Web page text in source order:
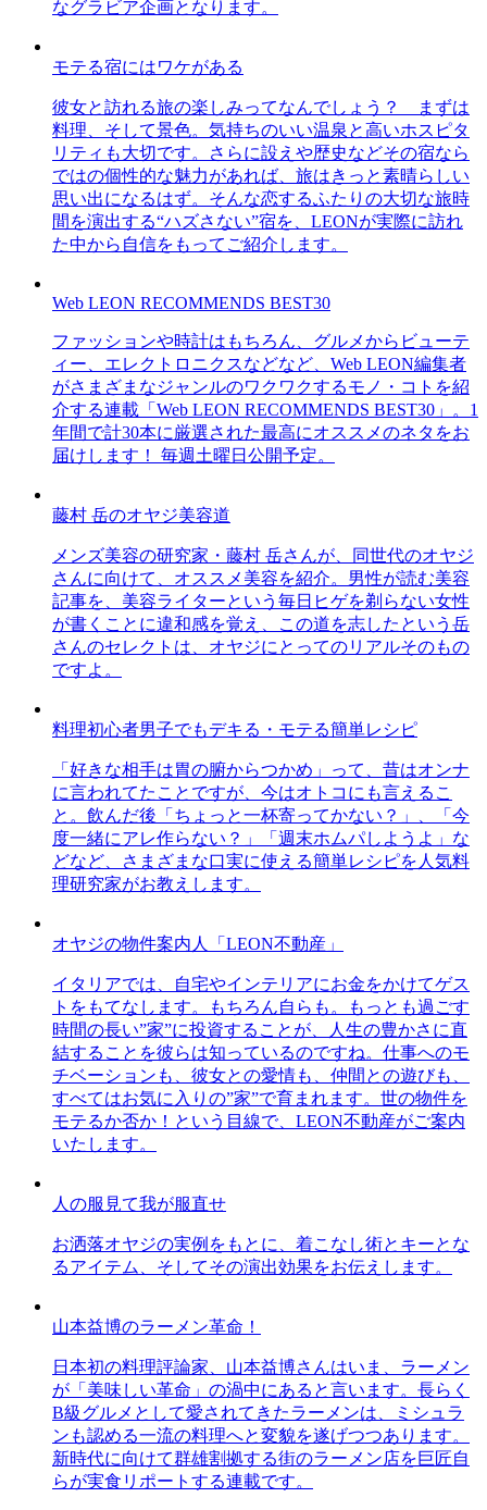
なグラビア企画となります。
モテる宿にはワケがある
彼女と訪れる旅の楽しみってなんでしょう？ まずは
料理、そして景色。気持ちのいい温泉と高いホスピタ
リティも大切です。さらに設えや歴史などその宿なら
ではの個性的な魅力があれば、旅はきっと素晴らしい
思い出になるはず。そんな恋するふたりの大切な旅時
間を演出する“ハズさない”宿を、LEONが実際に訪れ
た中から自信をもってご紹介します。
Web LEON RECOMMENDS BEST30
ファッションや時計はもちろん、グルメからビューテ
ィー、エレクトロニクスなどなど、Web LEON編集者
がさまざまなジャンルのワクワクするモノ・コトを紹
介する連載「Web LEON RECOMMENDS BEST30」。1
年間で計30本に厳選された最高にオススメのネタをお
届けします！ 毎週土曜日公開予定。
藤村 岳のオヤジ美容道
メンズ美容の研究家・藤村 岳さんが、同世代のオヤジ
さんに向けて、オススメ美容を紹介。男性が読む美容
記事を、美容ライターという毎日ヒゲを剃らない女性
が書くことに違和感を覚え、この道を志したという岳
さんのセレクトは、オヤジにとってのリアルそのもの
ですよ。
料理初心者男子でもデキる・モテる簡単レシピ
「好きな相手は胃の腑からつかめ」って、昔はオンナ
に言われてたことですが、今はオトコにも言えるこ
と。飲んだ後「ちょっと一杯寄ってかない？」、「今
度一緒にアレ作らない？」「週末ホムパしようよ」な
どなど、さまざまな口実に使える簡単レシピを人気料
理研究家がお教えします。
オヤジの物件案内人「LEON不動産」
イタリアでは、自宅やインテリアにお金をかけてゲス
トをもてなします。もちろん自らも。もっとも過ごす
時間の長い”家”に投資することが、人生の豊かさに直
結することを彼らは知っているのですね。仕事へのモ
チベーションも、彼女との愛情も、仲間との遊びも、
すべてはお気に入りの”家”で育まれます。世の物件を
モテるか否か！という目線で、LEON不動産がご案内
いたします。
人の服見て我が服直せ
お洒落オヤジの実例をもとに、着こなし術とキーとな
るアイテム、そしてその演出効果をお伝えします。
山本益博のラーメン革命！
日本初の料理評論家、山本益博さんはいま、ラーメン
が「美味しい革命」の渦中にあると言います。長らく
B級グルメとして愛されてきたラーメンは、ミシュラ
ンも認める一流の料理へと変貌を遂げつつあります。
新時代に向けて群雄割拠する街のラーメン店を巨匠自
らが実食リポートする連載です。